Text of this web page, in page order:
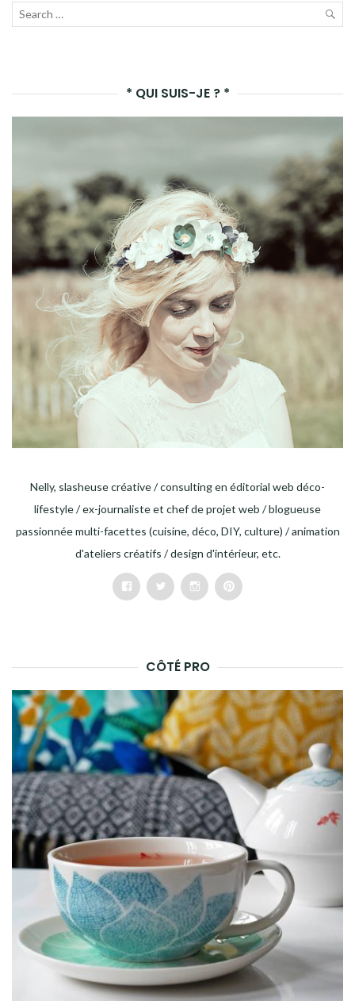
Recherche
* QUI SUIS-JE ? *
Nelly, slasheuse créative / consulting en éditorial web déco-
lifestyle / ex-journaliste et chef de projet web / blogueuse
passionnée multi-facettes (cuisine, déco, DIY, culture) / animation
d'ateliers créatifs / design d'intérieur, etc.
FacebookTwitterInstagramPinterest
CÔTÉ PRO